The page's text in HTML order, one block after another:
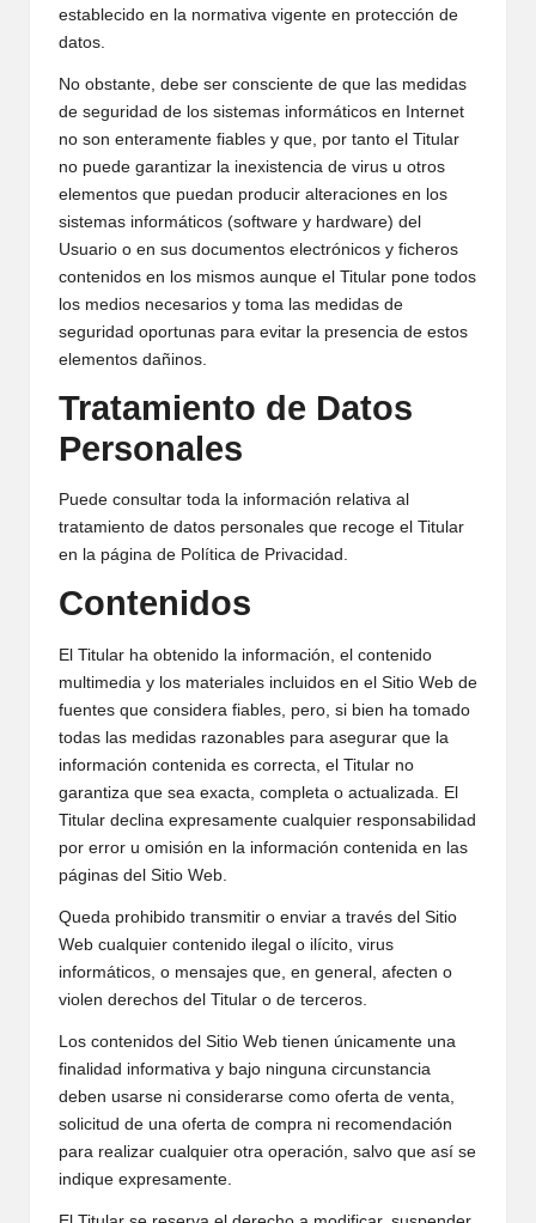
establecido en la normativa vigente en protección de
datos.
No obstante, debe ser consciente de que las medidas
de seguridad de los sistemas informáticos en Internet
no son enteramente fiables y que, por tanto el Titular
no puede garantizar la inexistencia de virus u otros
elementos que puedan producir alteraciones en los
sistemas informáticos (software y hardware) del
Usuario o en sus documentos electrónicos y ficheros
contenidos en los mismos aunque el Titular pone todos
los medios necesarios y toma las medidas de
seguridad oportunas para evitar la presencia de estos
elementos dañinos.
Tratamiento de Datos
Personales
Puede consultar toda la información relativa al
tratamiento de datos personales que recoge el Titular
en la página de Política de Privacidad .
Contenidos
El Titular ha obtenido la información, el contenido
multimedia y los materiales incluidos en el Sitio Web de
fuentes que considera fiables, pero, si bien ha tomado
todas las medidas razonables para asegurar que la
información contenida es correcta, el Titular no
garantiza que sea exacta, completa o actualizada. El
Titular declina expresamente cualquier responsabilidad
por error u omisión en la información contenida en las
páginas del Sitio Web.
Queda prohibido transmitir o enviar a través del Sitio
Web cualquier contenido ilegal o ilícito, virus
informáticos, o mensajes que, en general, afecten o
violen derechos del Titular o de terceros.
Los contenidos del Sitio Web tienen únicamente una
finalidad informativa y bajo ninguna circunstancia
deben usarse ni considerarse como oferta de venta,
solicitud de una oferta de compra ni recomendación
para realizar cualquier otra operación, salvo que así se
indique expresamente.